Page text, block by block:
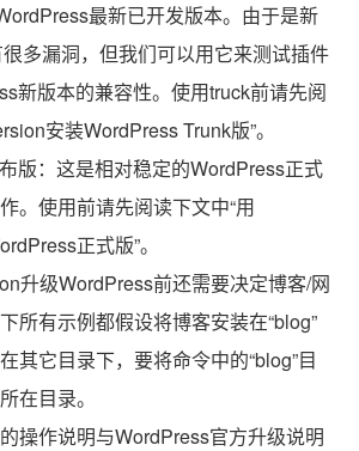
最新已开发版本。由于是新
多漏洞，但我们可以用它来测试插件
新版本的兼容性。使用truck前请先阅
安装WordPress Trunk版”。
版：这是相对稳定的WordPress正式
。使用前请先阅读下文中“用
正式版”。
升级WordPress前还需要决定博客/网
所有示例都假设将博客安装在“blog”
其它目录下，要将命令中的“blog”目
在目录。
操作说明与WordPress官方升级说明